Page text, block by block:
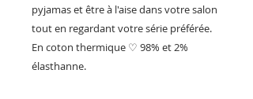
pyjamas et être à l'aise dans votre salon
tout en regardant votre série préférée.
En coton thermique ♡ 98% et 2%
élasthanne.